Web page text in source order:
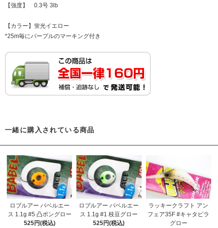
【強度】 0.3号 3lb
【カラー】蛍光イエロー
*25m毎にパープルのマーキング付き
一緒に購入されている商品
ロブルアー バベルエー
ス 1.1g #5 凸ポングロー
525円(税込)
ロブルアー バベルエー
ス 1.1g #1 枝豆グロー
525円(税込)
ラッキークラフト アン
フェア35F #キャタピラ
グロー